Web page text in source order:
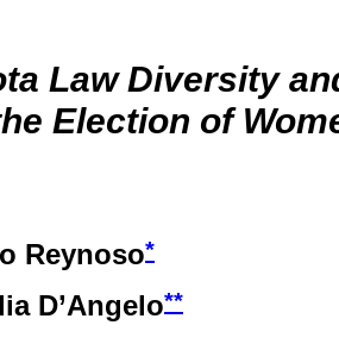
Law Diversity
Election of
Reynoso*
D’Angelo**